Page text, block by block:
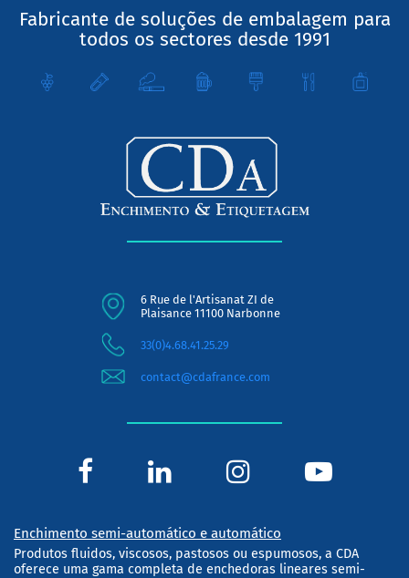
Fabricante de soluções de embalagem para
todos os sectores desde 1991
6 Rue de l'Artisanat ZI de
Plaisance 11100 Narbonne
33(0)4.68.41.25.29
contact@cdafrance.com
Enchimento semi-automático e automático
Produtos fluidos, viscosos, pastosos ou espumosos, a CDA
oferece uma gama completa de enchedoras lineares semi-